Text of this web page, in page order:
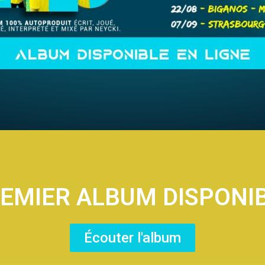
ALBUM
Écouter l'album